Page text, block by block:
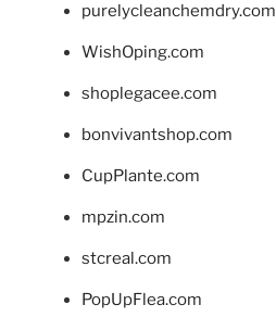
purelycleanchemdry.com
WishOping.com
shoplegacee.com
bonvivantshop.com
CupPlante.com
mpzin.com
stcreal.com
PopUpFlea.com